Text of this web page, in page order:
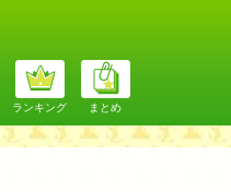
ランキング まとめ